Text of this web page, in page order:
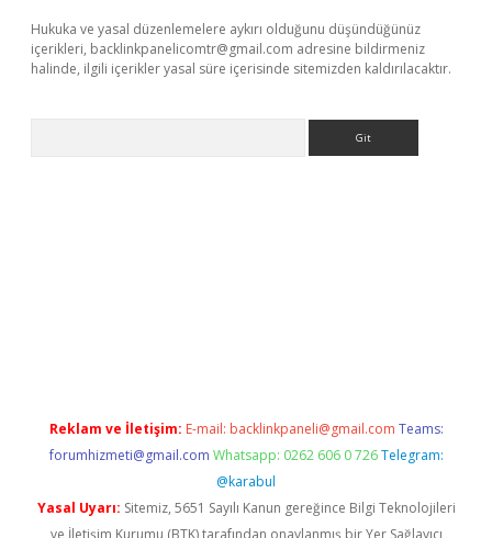
Hukuka ve yasal düzenlemelere aykırı olduğunu düşündüğünüz
içerikleri, backlinkpanelicomtr@gmail.com adresine bildirmeniz
halinde, ilgili içerikler yasal süre içerisinde sitemizden kaldırılacaktır.
Reklam ve İletişim: E-mail: backlinkpaneli@gmail.com Teams:
forumhizmeti@gmail.com Whatsapp: 0262 606 0 726 Telegram:
@karabul
Yasal Uyarı: Sitemiz, 5651 Sayılı Kanun gereğince Bilgi Teknolojileri
ve İletişim Kurumu (BTK) tarafından onaylanmış bir Yer Sağlayıcı